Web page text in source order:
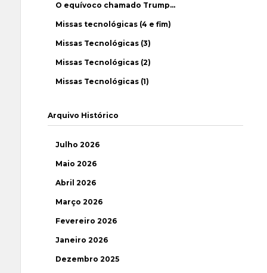
O equívoco chamado Trump…
Missas tecnológicas (4 e fim)
Missas Tecnológicas (3)
Missas Tecnológicas (2)
Missas Tecnológicas (1)
Arquivo Histórico
Julho 2026
Maio 2026
Abril 2026
Março 2026
Fevereiro 2026
Janeiro 2026
Dezembro 2025